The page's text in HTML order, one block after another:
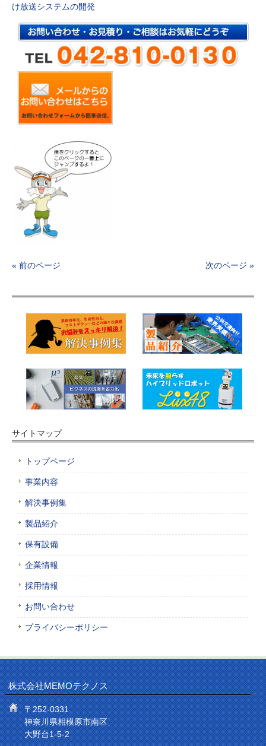
け放送システムの開発
« 前のページ 次のページ »
サイトマップ
トップページ
事業内容
解決事例集
製品紹介
保有設備
企業情報
採用情報
お問い合わせ
プライバシーポリシー
株式会社MEMOテクノス
〒252-0331
神奈川県相模原市南区
大野台1-5-2